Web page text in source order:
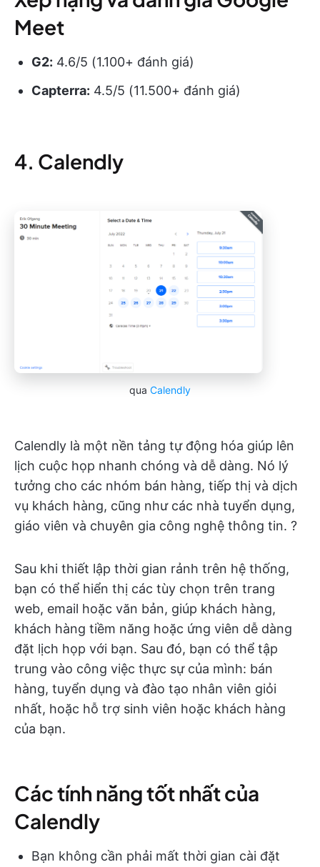
Meet
G2: 4.6/5 (1.100+ đánh giá)
Capterra: 4.5/5 (11.500+ đánh giá)
4. Calendly
qua Calendly
Calendly là một nền tảng tự động hóa giúp lên
lịch cuộc họp nhanh chóng và dễ dàng. Nó lý
tưởng cho các nhóm bán hàng, tiếp thị và dịch
vụ khách hàng, cũng như các nhà tuyển dụng,
giáo viên và chuyên gia công nghệ thông tin. ?️
Sau khi thiết lập thời gian rảnh trên hệ thống,
bạn có thể hiển thị các tùy chọn trên trang
web, email hoặc văn bản, giúp khách hàng,
khách hàng tiềm năng hoặc ứng viên dễ dàng
đặt lịch họp với bạn. Sau đó, bạn có thể tập
trung vào công việc thực sự của mình: bán
hàng, tuyển dụng và đào tạo nhân viên giỏi
nhất, hoặc hỗ trợ sinh viên hoặc khách hàng
của bạn.
Các tính năng tốt nhất của
Calendly
Bạn không cần phải mất thời gian cài đặt